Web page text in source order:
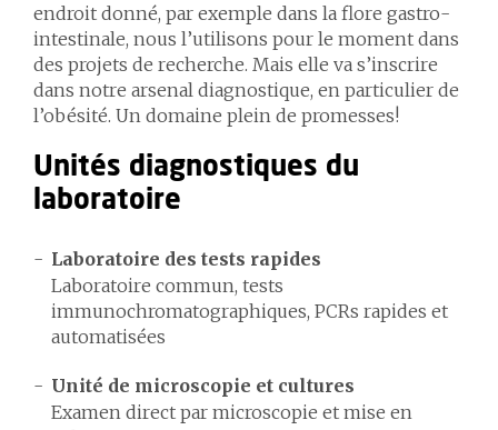
endroit donné, par exemple dans la flore gastro-
intestinale, nous l’utilisons pour le moment dans
des projets de recherche. Mais elle va s’inscrire
dans notre arsenal diagnostique, en particulier de
l’obésité. Un domaine plein de promesses!
Unités diagnostiques du
laboratoire
Laboratoire des tests rapides
Laboratoire commun, tests
immunochromatographiques, PCRs rapides et
automatisées
Unité de microscopie et cultures
Examen direct par microscopie et mise en